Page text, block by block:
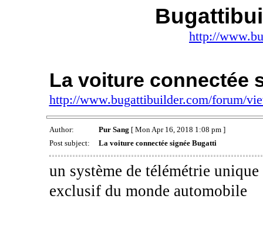
http://
La voiture connectée
http://www.bugattibuilder.com/forum/
Author: Pur Sang [ Mon Apr 16, 2018 1:08 pm ]
Post subject:
La voiture connectée signée Bugatti
un système de télémétrie
exclusif du monde automobile